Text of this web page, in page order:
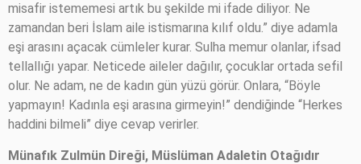
misafir istememesi artık bu şekilde mi ifade diliyor. Ne
zamandan beri İslam aile istismarına kılıf oldu.” diye adamla
eşi arasını açacak cümleler kurar. Sulha memur olanlar, ifsad
tellallığı yapar. Neticede aileler dağılır, çocuklar ortada sefil
olur. Ne adam, ne de kadın gün yüzü görür. Onlara, “Böyle
yapmayın! Kadınla eşi arasına girmeyin!” dendiğinde “Herkes
haddini bilmeli” diye cevap verirler.
Münafık Zulmün Direği, Müslüman Adaletin Otağıdır